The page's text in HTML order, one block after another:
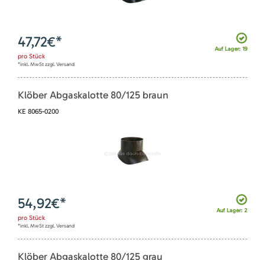
Auf Lager: 19
47,72€*
pro Stück
*inkl. MwSt zzgl. Versand
Klöber Abgaskalotte 80/125 braun
KE 8065-0200
Auf Lager: 2
54,92€*
pro Stück
*inkl. MwSt zzgl. Versand
Klöber Abgaskalotte 80/125 grau